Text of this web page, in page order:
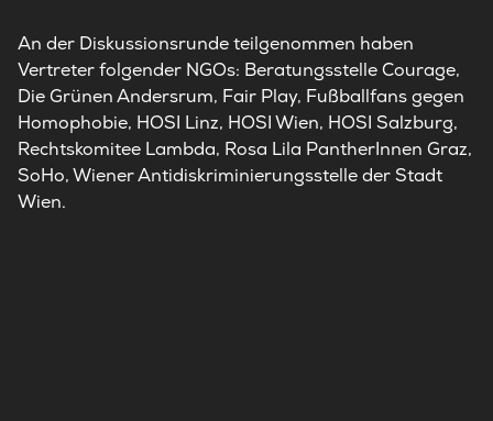
An der Diskussionsrunde teilgenommen haben
Vertreter folgender NGOs: Beratungsstelle Courage,
Die Grünen Andersrum, Fair Play, Fußballfans gegen
Homophobie, HOSI Linz, HOSI Wien, HOSI Salzburg,
Rechtskomitee Lambda, Rosa Lila PantherInnen Graz,
SoHo, Wiener Antidiskriminierungsstelle der Stadt
Wien.